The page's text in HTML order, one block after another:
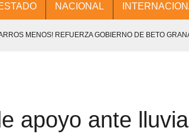
NACIONAL
MENOS! REFUERZA GOBIERNO DE BETO
BETO GRANADOS MESA DE TRABAJO CON
apoyo ante